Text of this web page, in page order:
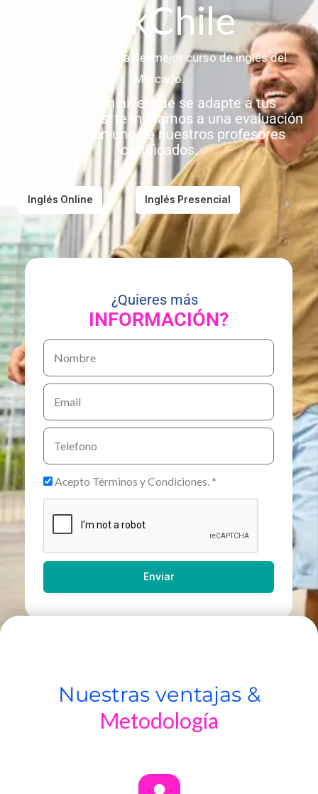
TalkChile
Vive la experiencia del mejor curso de inglés del
Mercado.
Parte de un nivel que se adapte a tus
conocimientos, te invitamos a una evaluación
gratuita con uno de nuestros profesores
certificados.
Inglés Online Inglés Presencial
¿Quieres más
INFORMACIÓN?
Acepto Términos y Condiciones. *
Enviar
Nuestras ventajas &
Metodología